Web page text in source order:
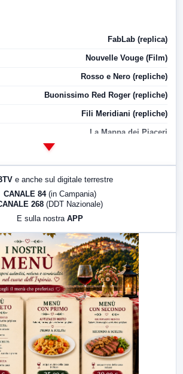
FabLab (replica)
Nouvelle Vouge (Film)
Rosso e Nero (repliche)
Buonissimo Red Roger (repliche)
Fili Meridiani (repliche)
La Mappa dei Piaceri
LabNews (replica)
e anche sul digitale terrestre
CANALE 84 (in Campania)
268 (DDT Nazionale)
E sulla nostra APP